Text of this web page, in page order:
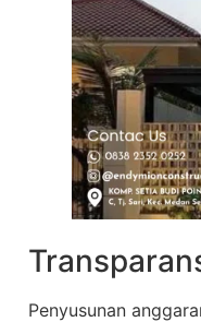
Penyusunan